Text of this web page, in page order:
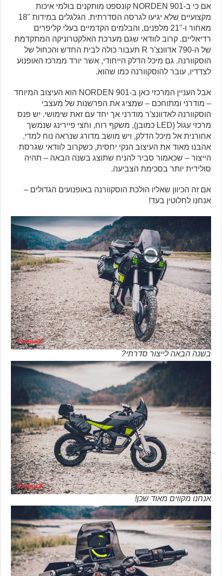
אם כי ב-NORDEN 901 קונספט מותקנים בולמי איכות
מקצועיים שלא יגיעו לגרסה הסדרתית. הגלגלים במידות "18
מאחור ו-"21 מלפנים, והבלמים הקדמיים בעלי קליפרים
רדיאליים. קרוב לוודאי שגם מערכת האלקטרוניקה המתקדמת
של ה-790 אדוונצ'ר R תעבור כולה לבית החדש והכחול של
הוסקוורנה. גם מיכל הדלק הייחודי, אשר יורד ממרכז האופנוע
לצדדיו, עובר להוסקוורנה כמו שהוא.
אבל העניין המרכזי כאן ב-NORDEN 901 הוא העיצוב המיוחד
– מודרני ומתוחכם – שמציג את הפרשנות של מעצבי
הוסקוורנה לאדוונצ'ר מודרני אך יחד עם זאת שימושי. יש פנס
מרכזי עגול (LED כמובן), משקף רוח, וחצי פיירינג שנמשך
אחורנית אל מיכל הדלק, ויש מושב מדורג שנראה נוח למדי.
אהבנו מאוד את העיצוב הנקי יחסית, כשקרוב לוודאי שגרסת
הייצור – שכאמור סביר להניח שתוצג בשנה הבאה – תהיה
סולידית יותר בסכימת הצביעה.
אם זה הכיוון שאליו הולכת הוסקוורנה באופנועים הגדולים –
אנחנו לחלוטין בעד!
בשנה הבאה לייצור סדרתי?
אנחנו מקווים מאוד שכן!